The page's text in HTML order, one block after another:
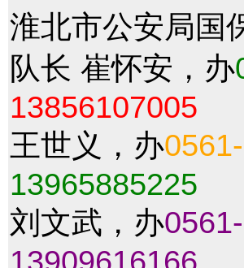
淮北市公安局国
队长 崔怀安，办
13856107005
王世义，办
13965885225
刘文武，办